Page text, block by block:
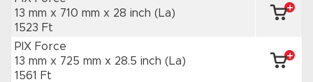
13 mm x 710 mm x 28 inch (La)
1523 Ft
PIX Force
13 mm x 725 mm x 28.5 inch (La)
1561 Ft